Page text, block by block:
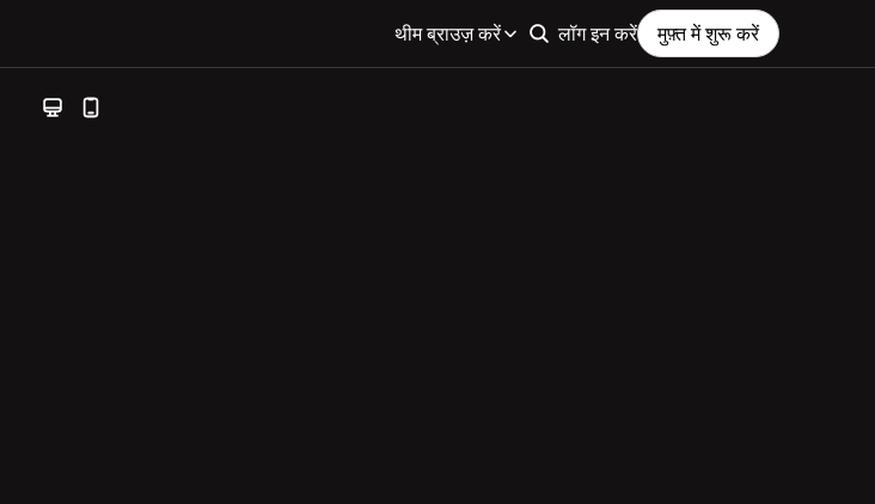
थीम ब्राउज़ करें लॉग इन करें मुफ़्त में शुरू करें